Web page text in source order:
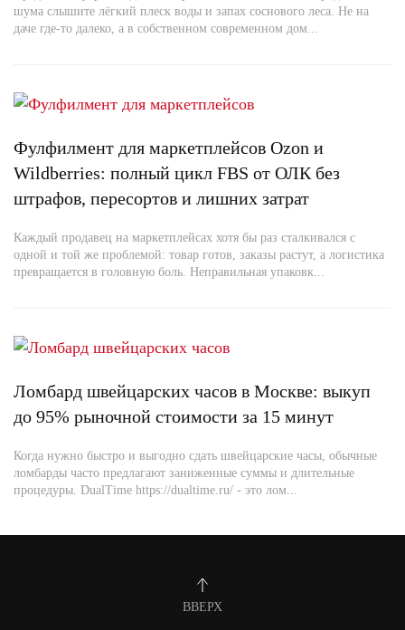
шума слышите лёгкий плеск воды и запах соснового леса. Не на
даче где-то далеко, а в собственном современном дом...
Фулфилмент для маркетплейсов Ozon и
Wildberries: полный цикл FBS от ОЛК без
штрафов, пересортов и лишних затрат
Каждый продавец на маркетплейсах хотя бы раз сталкивался с
одной и той же проблемой: товар готов, заказы растут, а логистика
превращается в головную боль. Неправильная упаковк...
Ломбард швейцарских часов в Москве: выкуп
до 95% рыночной стоимости за 15 минут
Когда нужно быстро и выгодно сдать швейцарские часы, обычные
ломбарды часто предлагают заниженные суммы и длительные
процедуры. DualTime https://dualtime.ru/ - это лом...
ВВЕРХ